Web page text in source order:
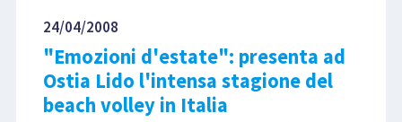
24/04/2008
"Emozioni d'estate": presenta ad
Ostia Lido l'intensa stagione del
beach volley in Italia